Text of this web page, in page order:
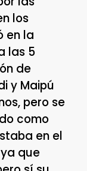
los
en la
las 5
de
y Maipú
pero se
como
en el
que